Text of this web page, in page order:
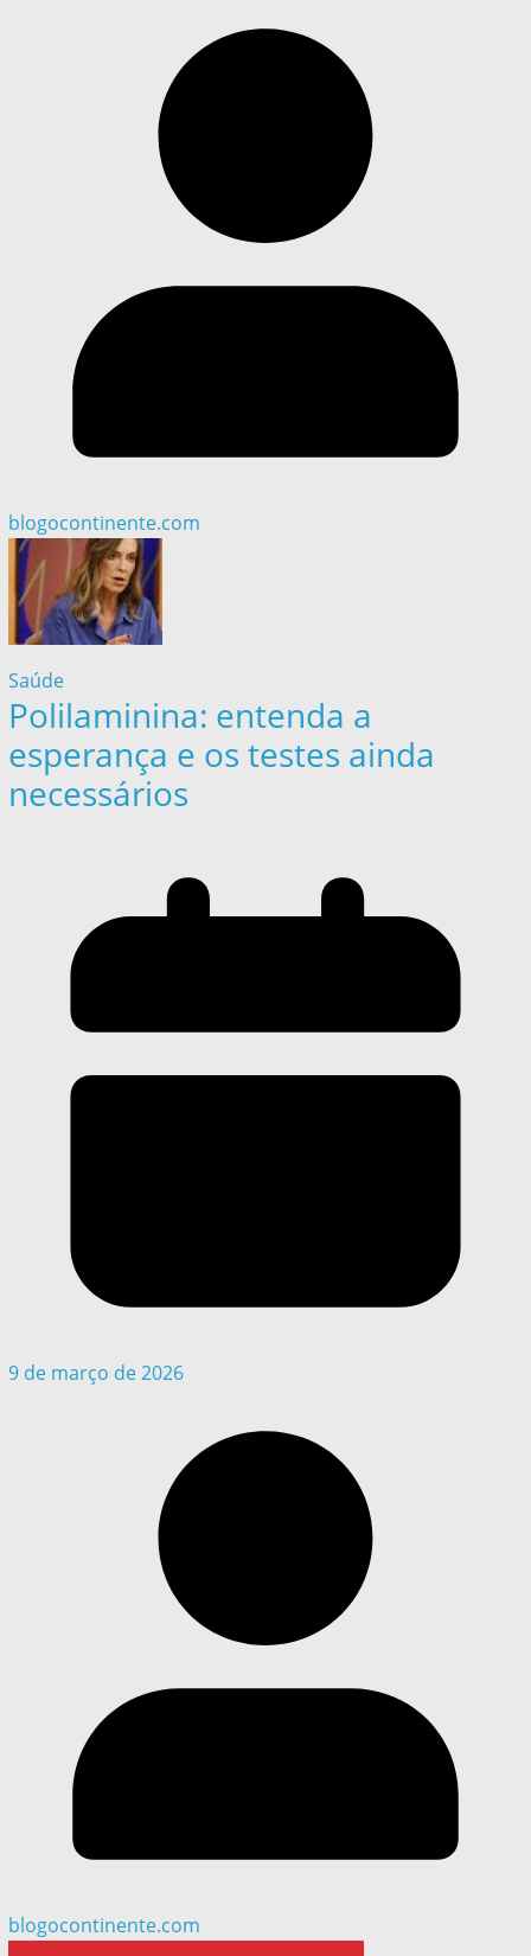
blogocontinente.com
Saúde
Polilaminina: entenda a
esperança e os testes ainda
necessários
9 de março de 2026
blogocontinente.com